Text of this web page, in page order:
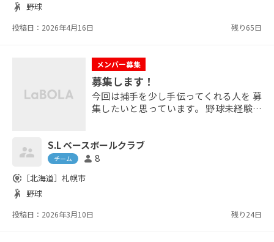
細はコチラ https://www.timeagent.jp/s
qualls...
sports_handball 野球
投稿日：2026年4月16日 残り65日
メンバー募集
募集します！
今回は捕手を少し手伝ってくれる人を 募
集したいと思っています。 野球未経験で
気ポジションで、協力してくれる人みん
なで短いイニングなどで交代する体制を
ある人、...
S.L ベースボールクラブ
チーム person 8
share_location ［北海道］ 札幌市
sports_handball 野球
投稿日：2026年3月10日 残り24日